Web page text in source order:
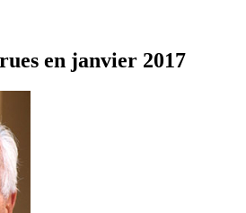
en janvier 2017